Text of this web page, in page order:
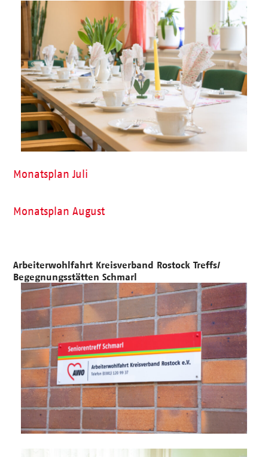
Monatsplan Juli
Monatsplan August
Arbeiterwohlfahrt Kreisverband Rostock Treffs/
Begegnungsstätten Schmarl